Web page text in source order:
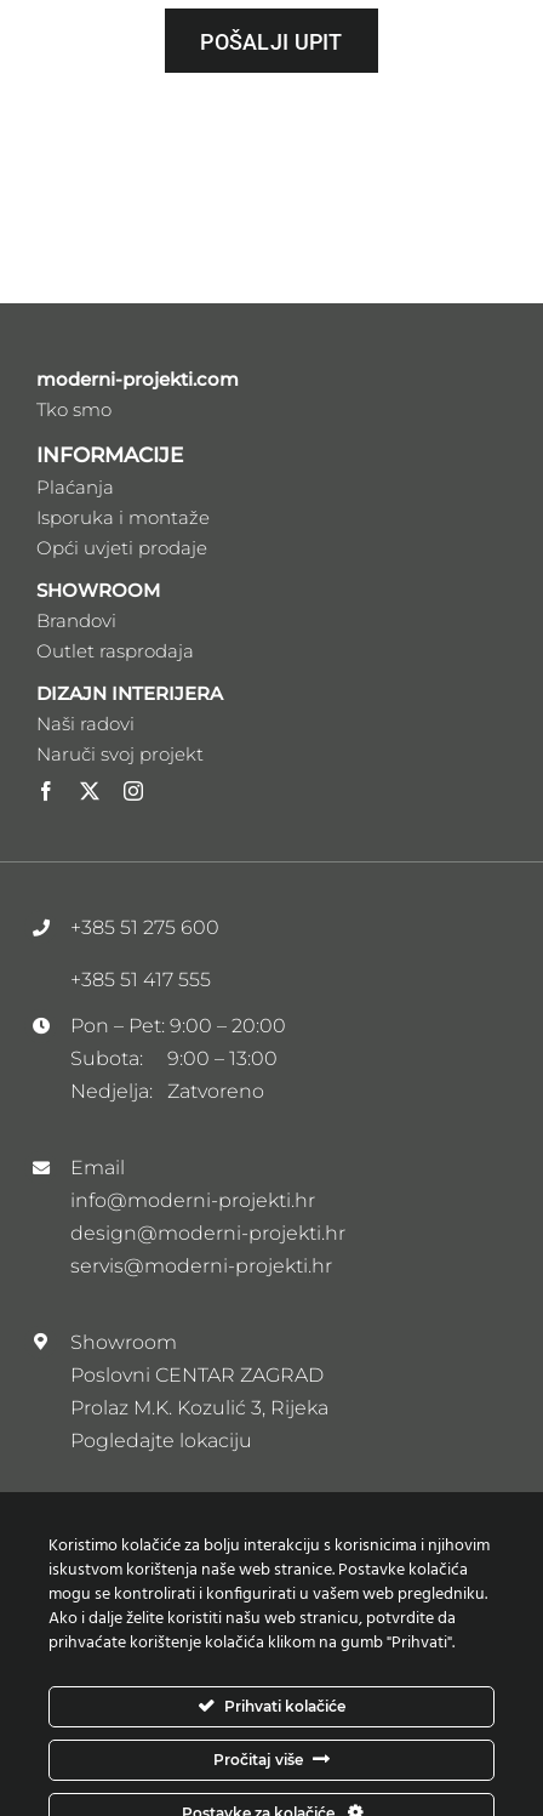
POŠALJI UPIT
moderni-projekti.com
Tko smo
INFORMACIJE
Plaćanja
Isporuka i montaže
Opći uvjeti prodaje
SHOWROOM
Brandovi
Outlet rasprodaja
DIZAJN INTERIJERA
Naši radovi
Naruči svoj projekt
+385 51 275 600
+385 51 417 555
Pon – Pet: 9:00 – 20:00
Subota: 9:00 – 13:00
Nedjelja: Zatvoreno
Email
info@moderni-projekti.hr
design@moderni-projekti.hr
servis@moderni-projekti.hr
Showroom
Poslovni CENTAR ZAGRAD
Prolaz M.K. Kozulić 3, Rijeka
Pogledajte lokaciju
Prijavi se na naš newsletter
Izjava o korištenju Kolačića
Copyright © Moderni projekti | Design:Studio Web
Koristimo kolačiće za bolju interakciju s korisnicima i njihovim
iskustvom korištenja naše web stranice. Postavke kolačića
mogu se kontrolirati i konfigurirati u vašem web pregledniku.
Ako i dalje želite koristiti našu web stranicu, potvrdite da
prihvaćate korištenje kolačića klikom na gumb "Prihvati".
Prihvati kolačiće
Pročitaj više